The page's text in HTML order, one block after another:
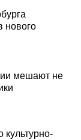
нового
мешают не
культурно-